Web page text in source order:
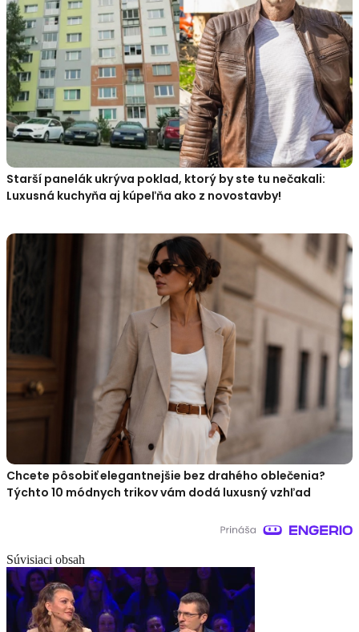
Starší panelák ukrýva poklad, ktorý by ste tu nečakali:
Luxusná kuchyňa aj kúpeľňa ako z novostavby!
Chcete pôsobiť elegantnejšie bez drahého oblečenia?
Týchto 10 módnych trikov vám dodá luxusný vzhľad
Súvisiaci obsah